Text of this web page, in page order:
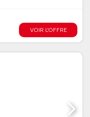
VOIR L'OFFRE